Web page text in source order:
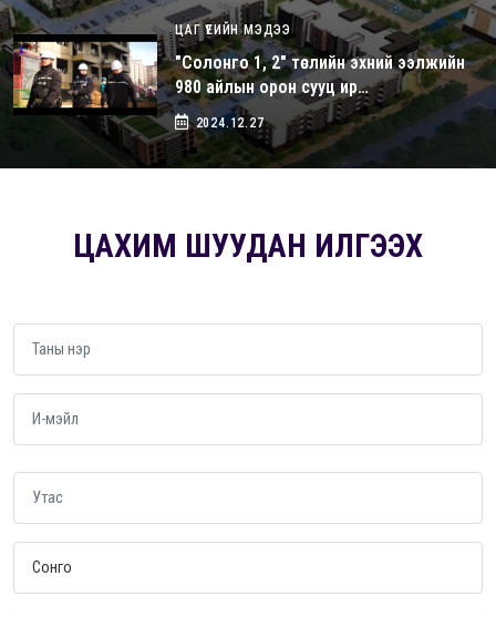
ЦАГ ҮЕИЙН МЭДЭЭ
"Солонго 1, 2" төслийн эхний ээлжийн
980 айлын орон сууц ир…
2024.12.27
ЦАХИМ ШУУДАН ИЛГЭЭХ